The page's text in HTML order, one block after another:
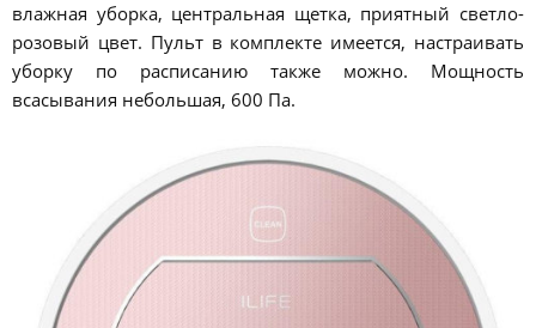
влажная уборка, центральная щетка, приятный светло-
розовый цвет. Пульт в комплекте имеется, настраивать
уборку по расписанию также можно. Мощность
всасывания небольшая, 600 Па.